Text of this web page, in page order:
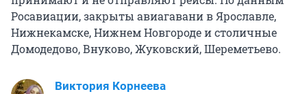
Росавиации, закрыты авиагавани в Ярославле,
Нижнекамске, Нижнем Новгороде и столичные
Домодедово, Внуково, Жуковский, Шереметьево.
Виктория Корнеева